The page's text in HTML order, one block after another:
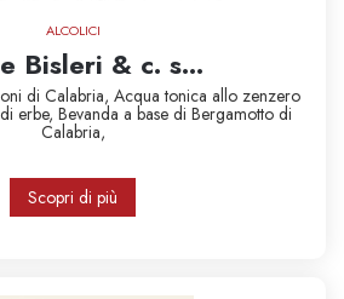
ALCOLICI
Bisleri & c. s...
di Calabria, Acqua tonica allo zenzero
erbe, Bevanda a base di Bergamotto di
Calabria,
Scopri di più